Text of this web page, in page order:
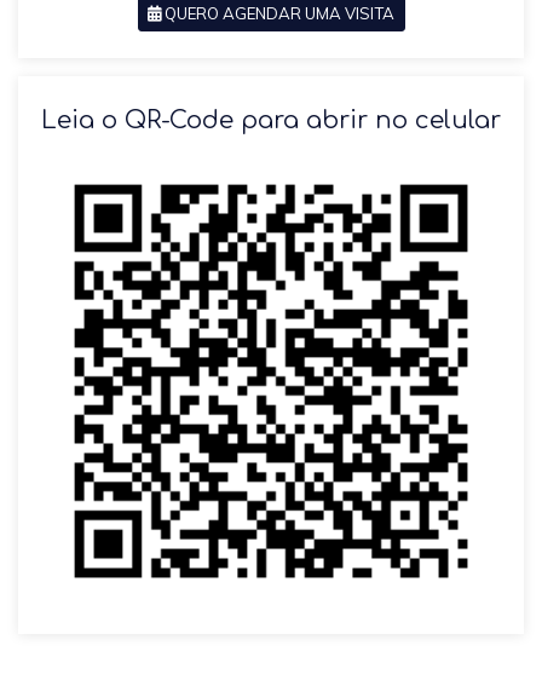
QUERO AGENDAR UMA VISITA
Leia o QR-Code para abrir no celular